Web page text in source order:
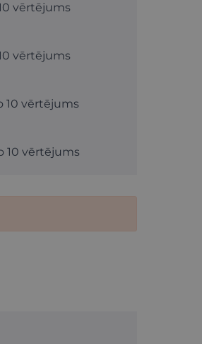
vērtējums
vērtējums
10 vērtējums
10 vērtējums